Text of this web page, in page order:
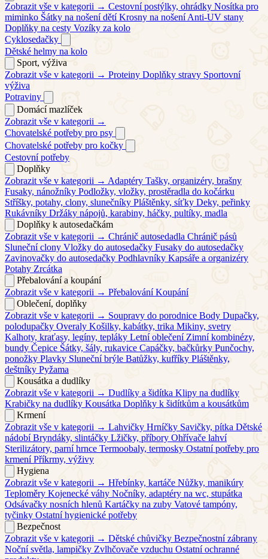
Zobrazit vše v kategorii → Cestovní postýlky, ohrádky Nosítka pro
miminko Šátky na nošení dětí Krosny na nošení Anti-UV stany
Doplňky na cesty Vozíky za kolo
Cyklosedačky
Dětské helmy na kolo
Sport, výživa
Zobrazit vše v kategorii → Proteiny Doplňky stravy Sportovní
výživa
Potraviny
Domácí mazlíček
Zobrazit vše v kategorii →
Chovatelské potřeby pro psy
Chovatelské potřeby pro kočky
Cestovní potřeby
Doplňky
Zobrazit vše v kategorii → Adaptéry Tašky, organizéry, brašny
Fusaky, nánožníky Podložky, vložky, prostěradla do kočárku
Stříšky, potahy, clony, slunečníky Pláštěnky, síťky Deky, peřinky
Rukávníky Držáky nápojů, karabiny, háčky, pultíky, madla
Doplňky k autosedačkám
Zobrazit vše v kategorii → Chránič autosedadla Chránič pásů
Sluneční clony Vložky do autosedačky Fusaky do autosedačky
Zavinovačky do autosedačky Podhlavníky Kapsáře a organizéry
Potahy Zrcátka
Přebalování a koupání
Zobrazit vše v kategorii → Přebalování Koupání
Oblečení, doplňky
Zobrazit vše v kategorii → Soupravy do porodnice Body Dupačky,
polodupačky Overaly Košilky, kabátky, trika Mikiny, svetry
Kalhoty, kraťasy, legíny, tepláky Letní oblečení Zimní kombinézy,
bundy Čepice Šátky, šály, rukavice Capáčky, bačkůrky Punčochy,
ponožky Plavky Sluneční brýle Batůžky, kufříky Pláštěnky,
deštníky Pyžama
Kousátka a dudlíky
Zobrazit vše v kategorii → Dudlíky a šidítka Klipy na dudlíky
Krabičky na dudlíky Kousátka Doplňky k šidítkům a kousátkům
Krmení
Zobrazit vše v kategorii → Lahvičky Hrníčky Savičky, pítka Dětské
nádobí Bryndáky, slintáčky Lžičky, příbory Ohřívače lahví
Sterilizátory, parní hrnce Termoobaly, termosky Ostatní potřeby pro
krmení Příkrmy, výživy
Hygiena
Zobrazit vše v kategorii → Hřebínky, kartáče Nůžky, manikúry
Teploměry Kojenecké váhy Nočníky, adaptéry na wc, stupátka
Odsávačky nosních hlenů Kartáčky na zuby Vatové tampóny,
tyčinky Ostatní hygienické potřeby
Bezpečnost
Zobrazit vše v kategorii → Dětské chůvičky Bezpečnostní zábrany
Noční světla, lampičky Zvlhčovače vzduchu Ostatní ochranné